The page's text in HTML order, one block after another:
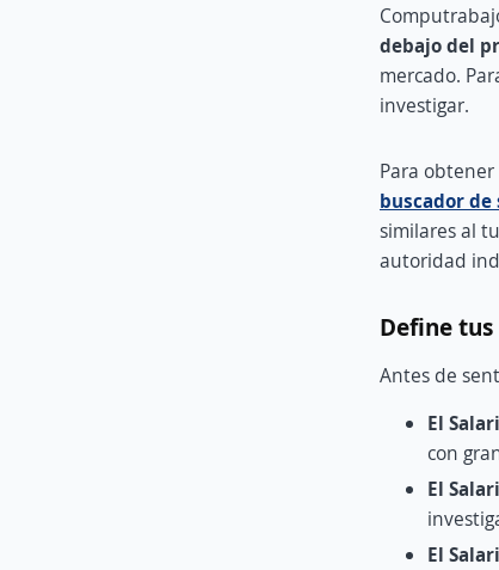
debajo del
mercado.
investigar.
Para
buscador
similares al
autoridad
Define
Antes de
El
con
El
El